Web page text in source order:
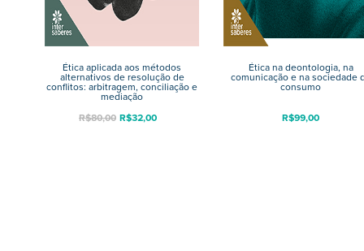
Ética na deontologia, na
comunicação e na sociedade
consumo
R$99,00
Ética aplicada aos métodos
alternativos de resolução de
conflitos: arbitragem, conciliação e
mediação
R$80,00 R$32,00